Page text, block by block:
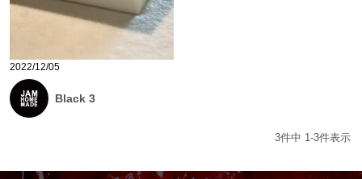
2022/12/05
Black 3
3件中 1 -3件表示